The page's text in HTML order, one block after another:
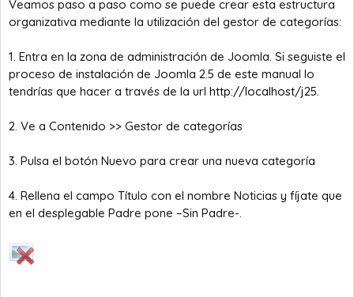
Veamos paso a paso como se puede crear esta estructura
organizativa mediante la utilización del gestor de categorías:
1. Entra en la zona de administración de Joomla. Si seguiste el
proceso de instalación de Joomla 2.5 de este manual lo
tendrías que hacer a través de la url http://localhost/j25.
2. Ve a Contenido >> Gestor de categorías
3. Pulsa el botón Nuevo para crear una nueva categoría
4. Rellena el campo Título con el nombre Noticias y fíjate que
en el desplegable Padre pone –Sin Padre-.